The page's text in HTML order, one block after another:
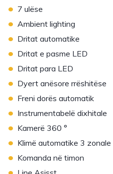
• 7 ulëse
• Ambient lighting
• Dritat automatike
• Dritat e pasme LED
• Dritat para LED
• Dyert anësore rrëshitëse
• Freni dorës automatik
• Instrumentabelë dixhitale
• Kamerë 360 °
• Klimë automatike 3 zonale
• Komanda në timon